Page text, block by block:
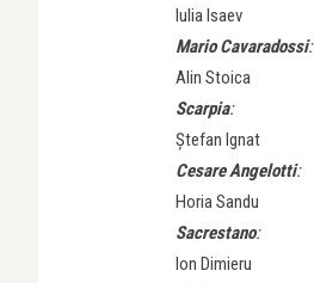
Iulia Isaev
Mario Cavaradossi:
Alin Stoica
Scarpia:
Ștefan Ignat
Cesare Angelotti:
Horia Sandu
Sacrestano:
Ion Dimieru